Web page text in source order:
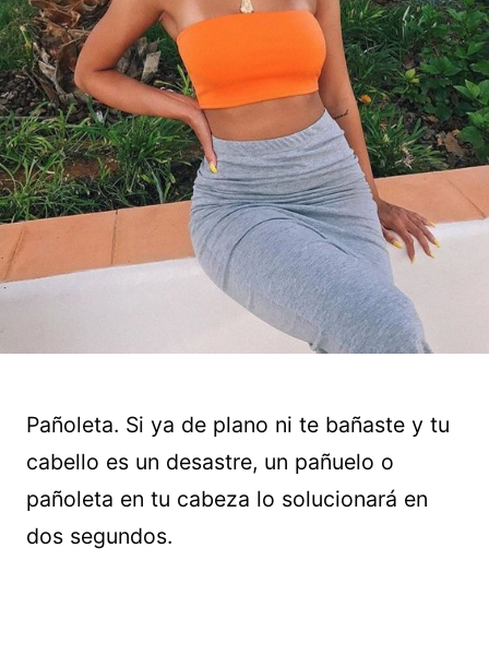
Pañoleta. Si ya de plano ni te bañaste y tu
cabello es un desastre, un pañuelo o
pañoleta en tu cabeza lo solucionará en
dos segundos.